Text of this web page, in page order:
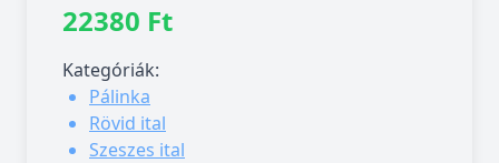
22380 Ft
Kategóriák:
Pálinka
Rövid ital
Szeszes ital